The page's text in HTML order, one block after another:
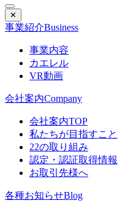
✕
事業紹介Business
事業内容
カエレル
VR動画
会社案内Company
会社案内TOP
私たちが目指すこと
22の取り組み
認定・認証取得情報
お取引先様へ
各種お知らせBlog